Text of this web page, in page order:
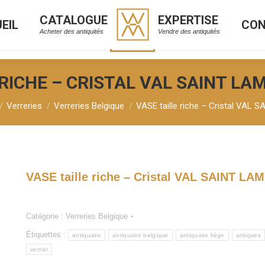
CATALOGUE
Acheter des antiquités
EXPERTISE
Vendre des antiquités
– CRISTAL VAL SAINT
Verreries Verreries Belgique VASE taille riche – Cristal VAL
VASE taille riche – Cristal VAL SAINT
Catégorie : Verreries Belgique
Étiquettes : antiquaire antiquaire belgique antiquaire liège antiques
verrier
CATALOGUE
Acheter des antiquités
EXPERTISE
Vendre des antiquités